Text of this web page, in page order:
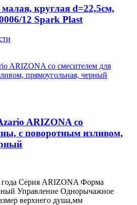
круглая d=22,5см,
12 Spark Plast
ARIZONA со
с поворотным изливом,
года Серия ARIZONA Форма
Управление Однорычажное
верхнего душа,мм